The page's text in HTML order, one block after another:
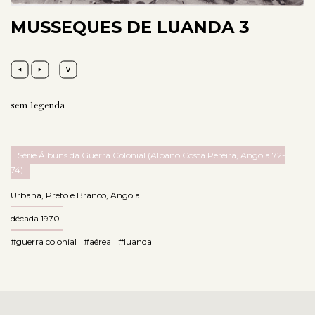
MUSSEQUES DE LUANDA 3
sem legenda
Série Álbuns da Guerra Colonial (Albano Costa Pereira, Angola 72-
74)
Urbana Preto e Branco Angola
década 1970
#guerra colonial #aérea #luanda